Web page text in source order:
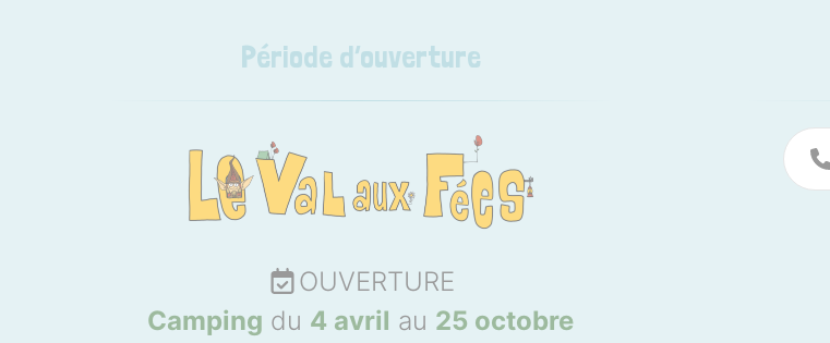
Période d’ouverture
OUVERTURE
Camping du 4 avril au 25 octobre